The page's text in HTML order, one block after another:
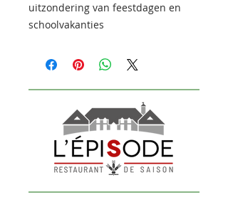
uitzondering van feestdagen en
schoolvakanties